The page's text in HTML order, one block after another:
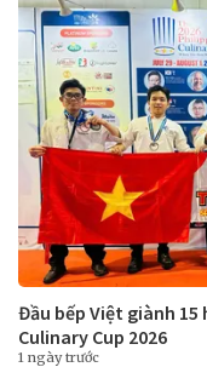
Việt Nam.
Đầu bếp Việt giành
Culinary Cup 2026
1 ngày trước